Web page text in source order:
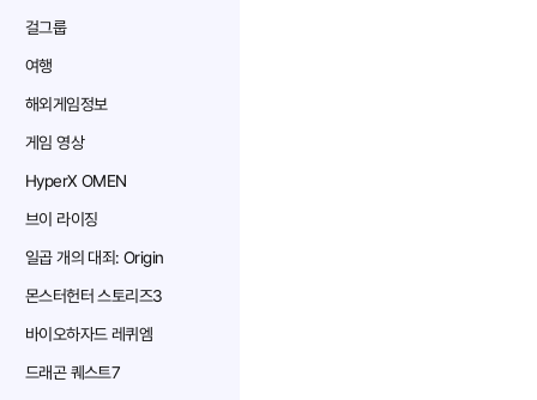
걸그룹
여행
해외게임정보
게임 영상
HyperX OMEN
브이 라이징
일곱 개의 대죄: Origin
몬스터헌터 스토리즈3
바이오하자드 레퀴엠
드래곤 퀘스트7